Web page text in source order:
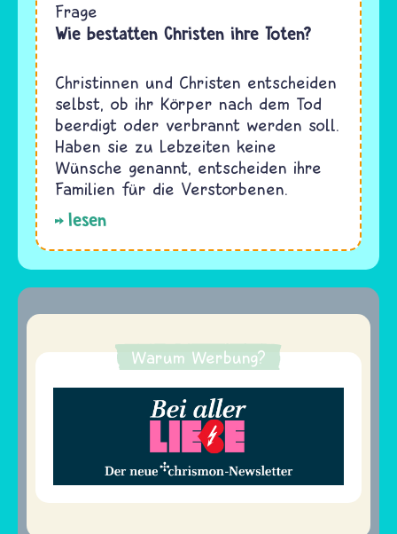
Frage
Wie bestatten Christen ihre Toten?
Christinnen und Christen entscheiden
selbst, ob ihr Körper nach dem Tod
beerdigt oder verbrannt werden soll.
Haben sie zu Lebzeiten keine
Wünsche genannt, entscheiden ihre
Familien für die Verstorbenen.
lesen
Warum Werbung?